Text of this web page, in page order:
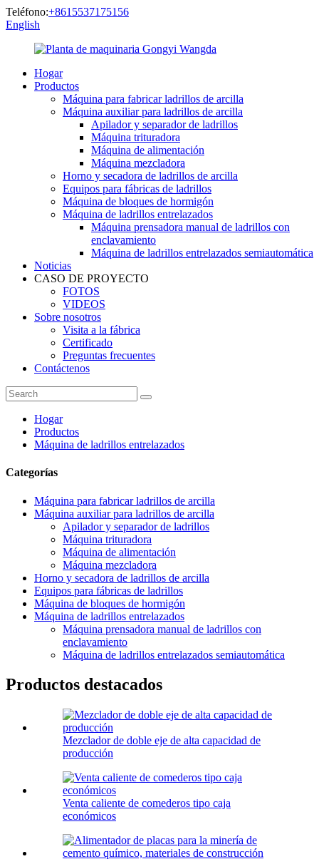
Teléfono:+8615537175156
English
Hogar
Productos
Máquina para fabricar ladrillos de arcilla
Máquina auxiliar para ladrillos de arcilla
Apilador y separador de ladrillos
Máquina trituradora
Máquina de alimentación
Máquina mezcladora
Horno y secadora de ladrillos de arcilla
Equipos para fábricas de ladrillos
Máquina de bloques de hormigón
Máquina de ladrillos entrelazados
Máquina prensadora manual de ladrillos con
enclavamiento
Máquina de ladrillos entrelazados semiautomática
Noticias
CASO DE PROYECTO
FOTOS
VIDEOS
Sobre nosotros
Visita a la fábrica
Certificado
Preguntas frecuentes
Contáctenos
Hogar
Productos
Máquina de ladrillos entrelazados
Categorías
Máquina para fabricar ladrillos de arcilla
Máquina auxiliar para ladrillos de arcilla
Apilador y separador de ladrillos
Máquina trituradora
Máquina de alimentación
Máquina mezcladora
Horno y secadora de ladrillos de arcilla
Equipos para fábricas de ladrillos
Máquina de bloques de hormigón
Máquina de ladrillos entrelazados
Máquina prensadora manual de ladrillos con
enclavamiento
Máquina de ladrillos entrelazados semiautomática
Productos destacados
Mezclador de doble eje de alta capacidad de
producción
Venta caliente de comederos tipo caja
económicos